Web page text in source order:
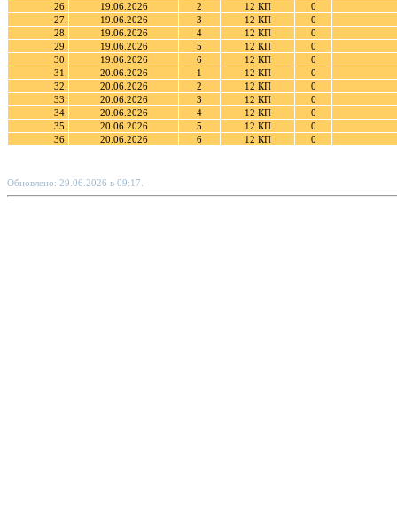
26.
19.06.2026 2 12 КП
0
27.
19.06.2026 3 12 КП
0
28.
19.06.2026 4 12 КП
0
29.
19.06.2026 5 12 КП
0
30.
19.06.2026 6 12 КП
0
31.
20.06.2026 1 12 КП
0
32.
20.06.2026 2 12 КП
0
33.
20.06.2026 3 12 КП
0
34.
20.06.2026 4 12 КП
0
35.
20.06.2026 5 12 КП
0
36.
20.06.2026 6 12 КП 0
Обновлено: 29.06.2026 в 09:17.